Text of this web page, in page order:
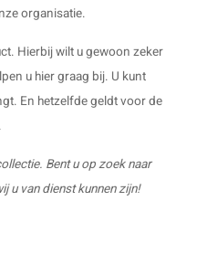
organisatie.
Hierbij wilt u gewoon zeker
u hier graag bij. U kunt
En hetzelfde geldt voor de
Bent u op zoek naar
u van dienst kunnen zijn!